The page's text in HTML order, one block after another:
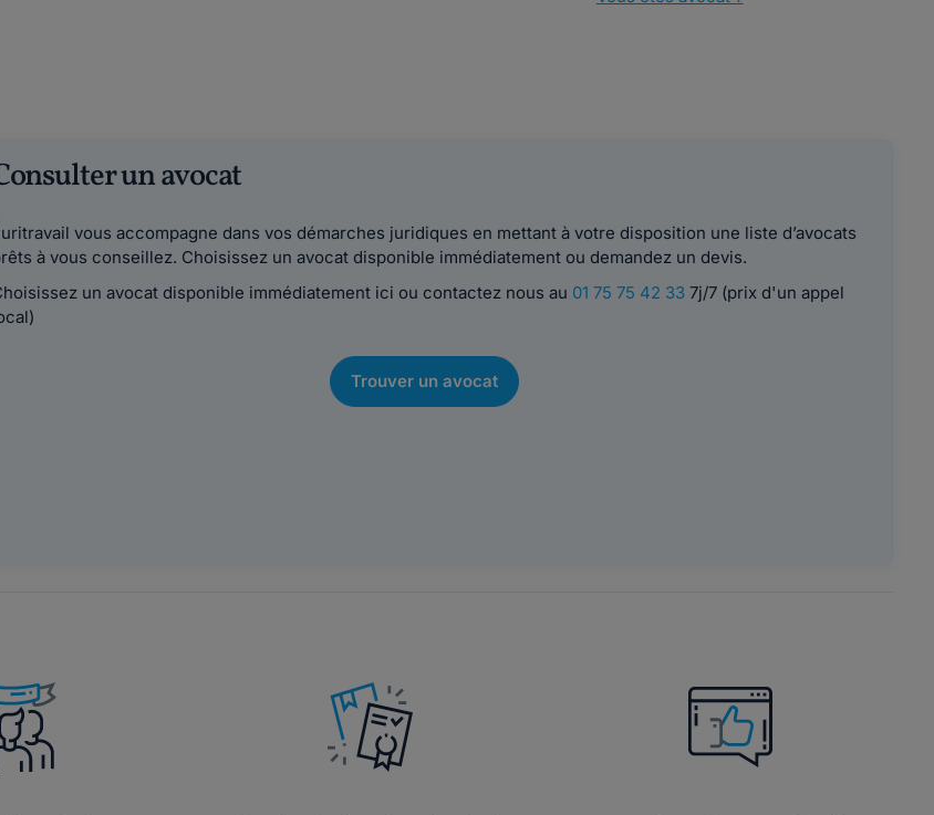
un avocat
vous accompagne dans vos démarches juridiques en mettant à votre disposition une liste d’avocats
à vous conseillez. Choisissez un avocat disponible immédiatement ou demandez un devis.
un avocat disponible immédiatement ici ou contactez nous au 01 75 75 42 337j/7 (prix d'un appel
Trouver un avocat